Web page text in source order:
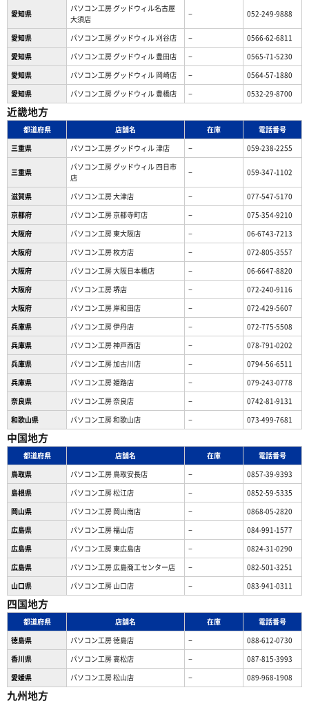
愛知県
パソコン工房 グッドウィル名古屋
大須店
− 052-249-9888
愛知県 パソコン工房 グッドウィル 刈谷店 −
0566-62-6811
愛知県
パソコン工房 グッドウィル 豊田店 −
0565-71-5230
愛知県
パソコン工房 グッドウィル 岡崎店 −
0564-57-1880
愛知県
パソコン工房 グッドウィル 豊橋店 − 0532-29-8700
近畿地方
都道府県 店舗名 在庫
電話番号
三重県
パソコン工房 グッドウィル 津店 − 059-238-2255
三重県
パソコン工房 グッドウィル 四日市
店
− 059-347-1102
滋賀県 パソコン工房 大津店 −
077-547-5170
京都府
パソコン工房 京都寺町店 −
075-354-9210
大阪府
パソコン工房 東大阪店 −
06-6743-7213
大阪府
パソコン工房 枚方店 −
072-805-3557
大阪府
パソコン工房 大阪日本橋店 −
06-6647-8820
大阪府
パソコン工房 堺店 −
072-240-9116
大阪府
パソコン工房 岸和田店 −
072-429-5607
兵庫県
パソコン工房 伊丹店 −
072-775-5508
兵庫県
パソコン工房 神戸西店 −
078-791-0202
兵庫県
パソコン工房 加古川店 −
0794-56-6511
兵庫県
パソコン工房 姫路店 −
079-243-0778
奈良県
パソコン工房 奈良店 −
0742-81-9131
和歌山県
パソコン工房 和歌山店 − 073-499-7681
中国地方
都道府県 店舗名 在庫
電話番号
鳥取県
パソコン工房 鳥取安長店 −
0857-39-9393
島根県
パソコン工房 松江店 −
0852-59-5335
岡山県
パソコン工房 岡山南店 −
0868-05-2820
広島県
パソコン工房 福山店 −
084-991-1577
広島県
パソコン工房 東広島店 −
0824-31-0290
広島県
パソコン工房 広島商工センター店 −
082-501-3251
山口県
パソコン工房 山口店 − 083-941-0311
四国地方
都道府県 店舗名 在庫
電話番号
徳島県
パソコン工房 徳島店 −
088-612-0730
香川県
パソコン工房 高松店 −
087-815-3993
愛媛県
パソコン工房 松山店 − 089-968-1908
九州地方